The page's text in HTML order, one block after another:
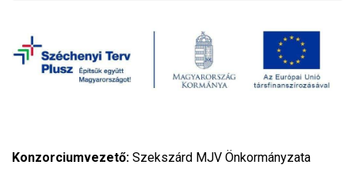
Konzorciumvezető: Szekszárd MJV Önkormányzata